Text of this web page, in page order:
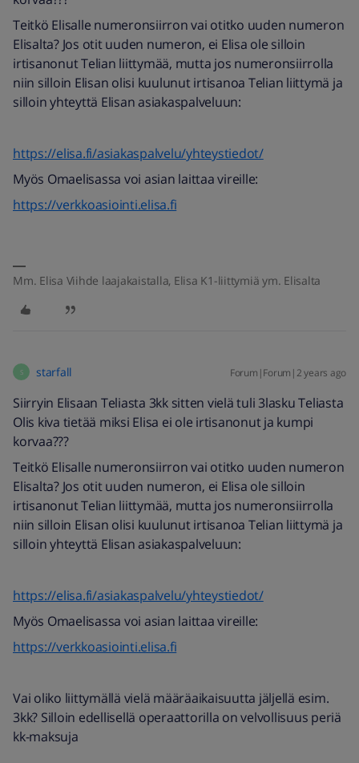
Teitkö Elisalle numeronsiirron vai otitko uuden numeron
Elisalta? Jos otit uuden numeron, ei Elisa ole silloin
irtisanonut Telian liittymää, mutta jos numeronsiirrolla
niin silloin Elisan olisi kuulunut irtisanoa Telian liittymä ja
silloin yhteyttä Elisan asiakaspalveluun:
https://elisa.fi/asiakaspalvelu/yhteystiedot/
Myös Omaelisassa voi asian laittaa vireille:
https://verkkoasiointi.elisa.fi
Mm. Elisa Viihde laajakaistalla, Elisa K1-liittymiä ym. Elisalta
S starfall Forum|Forum|2 years ago
Siirryin Elisaan Teliasta 3kk sitten vielä tuli 3lasku Teliasta
Olis kiva tietää miksi Elisa ei ole irtisanonut ja kumpi
korvaa???
Teitkö Elisalle numeronsiirron vai otitko uuden numeron
Elisalta? Jos otit uuden numeron, ei Elisa ole silloin
irtisanonut Telian liittymää, mutta jos numeronsiirrolla
niin silloin Elisan olisi kuulunut irtisanoa Telian liittymä ja
silloin yhteyttä Elisan asiakaspalveluun:
https://elisa.fi/asiakaspalvelu/yhteystiedot/
Myös Omaelisassa voi asian laittaa vireille:
https://verkkoasiointi.elisa.fi
Vai oliko liittymällä vielä määräaikaisuutta jäljellä esim.
3kk? Silloin edellisellä operaattorilla on velvollisuus periä
kk-maksuja